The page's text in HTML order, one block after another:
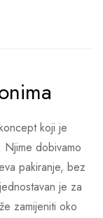
koji je
dobivamo
pakiranje, bez
je za
zamijeniti oko